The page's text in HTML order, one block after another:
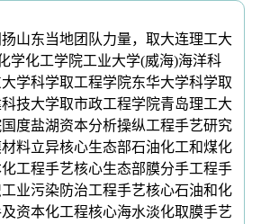
东当地团队力量，取大连理工大
学化工学院工业大学(威海)海洋科
学科学取工程学院东华大学科学取
技大学取市政工程学院青岛理工大
度盐湖资本分析操纵工程手艺研究
料立异核心生态部石油化工和煤化
工程手艺核心生态部膜分手工程手
业污染防治工程手艺核心石油和化
资本化工程核心海水淡化取膜手艺